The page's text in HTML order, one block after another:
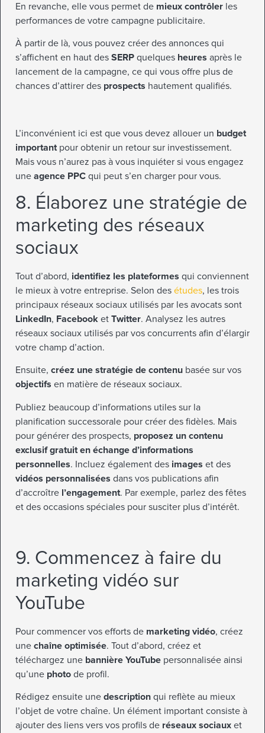
En revanche, elle vous permet de mieux contrôler les
performances de votre campagne publicitaire.
À partir de là, vous pouvez créer des annonces qui
s’affichent en haut des SERP quelques heures après le
lancement de la campagne, ce qui vous offre plus de
chances d’attirer des prospects hautement qualifiés.
L’inconvénient ici est que vous devez allouer un budget
important pour obtenir un retour sur investissement.
Mais vous n’aurez pas à vous inquiéter si vous engagez
une agence PPC qui peut s’en charger pour vous.
8. Élaborez une stratégie de
marketing des réseaux
sociaux
Tout d’abord, identifiez les plateformes qui conviennent
le mieux à votre entreprise. Selon des études, les trois
principaux réseaux sociaux utilisés par les avocats sont
LinkedIn, Facebook et Twitter. Analysez les autres
réseaux sociaux utilisés par vos concurrents afin d’élargir
votre champ d’action.
Ensuite, créez une stratégie de contenu basée sur vos
objectifs en matière de réseaux sociaux.
Publiez beaucoup d’informations utiles sur la
planification successorale pour créer des fidèles. Mais
pour générer des prospects, proposez un contenu
exclusif gratuit en échange d’informations
personnelles. Incluez également des images et des
vidéos personnalisées dans vos publications afin
d’accroître l’engagement. Par exemple, parlez des fêtes
et des occasions spéciales pour susciter plus d’intérêt.
9. Commencez à faire du
marketing vidéo sur
YouTube
Pour commencer vos efforts de marketing vidéo, créez
une chaîne optimisée. Tout d’abord, créez et
téléchargez une bannière YouTube personnalisée ainsi
qu’une photo de profil.
Rédigez ensuite une description qui reflète au mieux
l’objet de votre chaîne. Un élément important consiste à
ajouter des liens vers vos profils de réseaux sociaux et